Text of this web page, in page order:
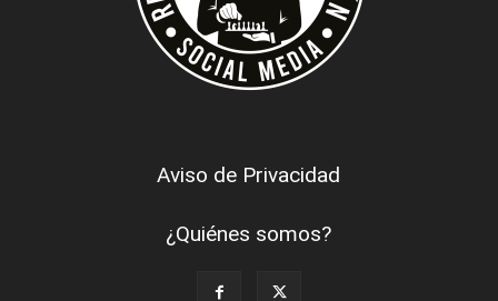
Aviso de Privacidad
¿Quiénes somos?